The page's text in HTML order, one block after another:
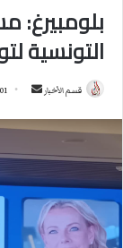
التونسية لتوفير 100
قسم الأخبار
س
ل
ر
د